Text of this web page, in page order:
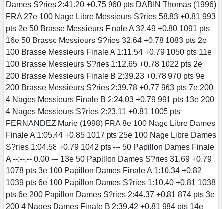
Dames S?ries 2:41.20 +0.75 960 pts DABIN Thomas (1996)
FRA 27e 100 Nage Libre Messieurs S?ries 58.83 +0.81 993
pts 2e 50 Brasse Messieurs Finale A 32.49 +0.80 1091 pts
16e 50 Brasse Messieurs S?ries 32.64 +0.78 1083 pts 2e
100 Brasse Messieurs Finale A 1:11.54 +0.79 1050 pts 11e
100 Brasse Messieurs S?ries 1:12.65 +0.78 1022 pts 2e
200 Brasse Messieurs Finale B 2:39.23 +0.78 970 pts 9e
200 Brasse Messieurs S?ries 2:39.78 +0.77 963 pts 7e 200
4 Nages Messieurs Finale B 2:24.03 +0.79 991 pts 13e 200
4 Nages Messieurs S?ries 2:23.11 +0.81 1005 pts
FERNANDEZ Marie (1998) FRA 8e 100 Nage Libre Dames
Finale A 1:05.44 +0.85 1017 pts 25e 100 Nage Libre Dames
S?ries 1:04.58 +0.79 1042 pts --- 50 Papillon Dames Finale
A --:--.-- 0.00 --- 13e 50 Papillon Dames S?ries 31.69 +0.79
1078 pts 3e 100 Papillon Dames Finale A 1:10.34 +0.82
1039 pts 6e 100 Papillon Dames S?ries 1:10.40 +0.81 1038
pts 6e 200 Papillon Dames S?ries 2:44.37 +0.81 874 pts 3e
200 4 Nages Dames Finale B 2:39.42 +0.81 984 pts 14e